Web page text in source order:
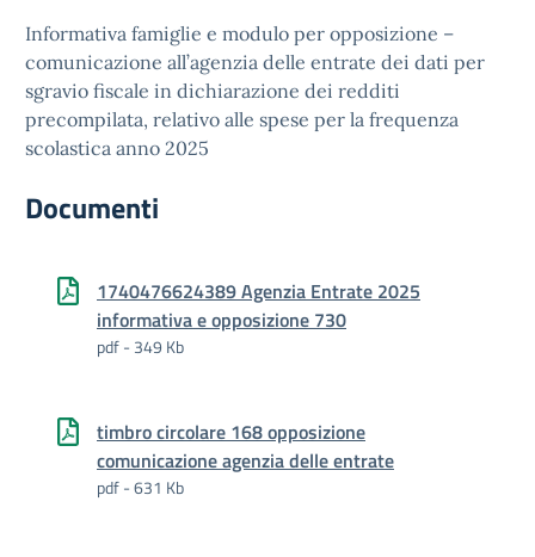
Informativa famiglie e modulo per opposizione –
comunicazione all’agenzia delle entrate dei dati per
sgravio fiscale in dichiarazione dei redditi
precompilata, relativo alle spese per la frequenza
scolastica anno 2025
Documenti
1740476624389 Agenzia Entrate 2025
informativa e opposizione 730
pdf - 349 Kb
timbro circolare 168 opposizione
comunicazione agenzia delle entrate
pdf - 631 Kb